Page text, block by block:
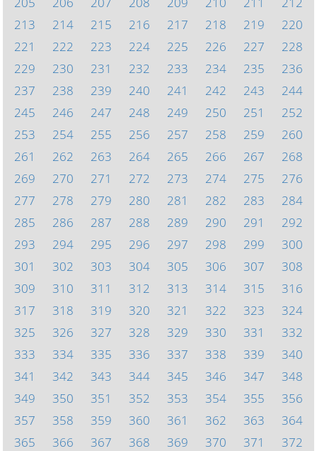
213
214 215 216 217 218 219
220
221
222 223 224 225 226 227
228
229
230 231 232 233 234 235
236
237
238 239 240 241 242 243
244
245
246 247 248 249 250 251
252
253
254 255 256 257 258 259
260
261
262 263 264 265 266 267
268
269
270 271 272 273 274 275
276
277
278 279 280 281 282 283
284
285
286 287 288 289 290 291
292
293
294 295 296 297 298 299
300
301
302 303 304 305 306 307
308
309
310 311 312 313 314 315
316
317
318 319 320 321 322 323
324
325
326 327 328 329 330 331
332
333
334 335 336 337 338 339
340
341
342 343 344 345 346 347
348
349
350 351 352 353 354 355
356
357
358 359 360 361 362 363
364
365
366 367 368 369 370 371
372